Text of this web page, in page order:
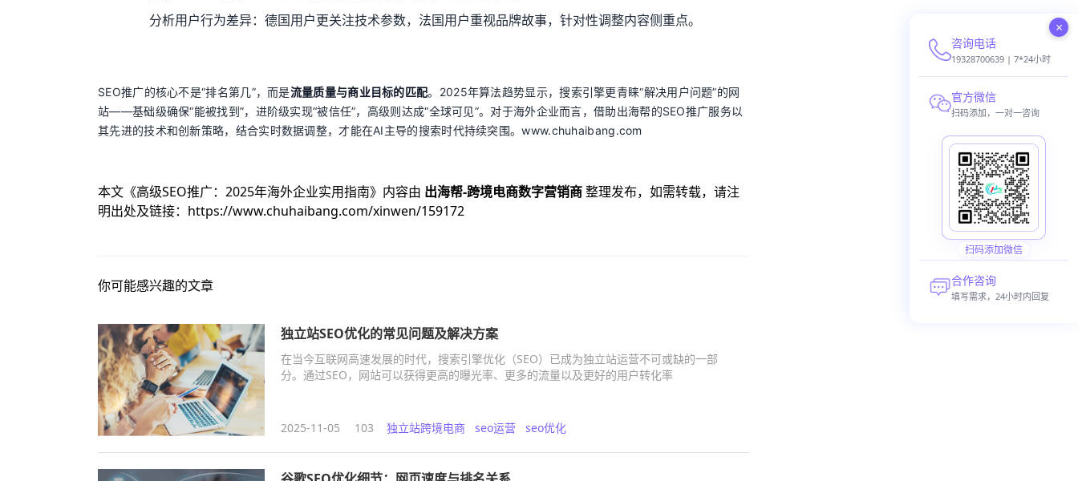
分析用户行为差异：德国用户更关注技术参数，法国用户重视品牌故事，针对性调整内容侧重点。
SEO推广的核心不是“排名第几”，而是流量质量与商业目标的匹配。2025年算法趋势显示，搜索引擎更青睐“解决用户问题”的网
站——基础级确保“能被找到”，进阶级实现“被信任”，高级则达成“全球可见”。对于海外企业而言，借助出海帮的SEO推广服务以
其先进的技术和创新策略，结合实时数据调整，才能在AI主导的搜索时代持续突围。www.chuhaibang.com
本文《高级SEO推广：2025年海外企业实用指南》内容由 出海帮-跨境电商数字营销商整理发布，如需转载，请注
明出处及链接： https://www.chuhaibang.com/xinwen/159172
你可能感兴趣的文章
独立站SEO优化的常见问题及解决方案
在当今互联网高速发展的时代，搜索引擎优化（SEO）已成为独立站运营不可或缺的一部
分。通过SEO，网站可以获得更高的曝光率、更多的流量以及更好的用户转化率
2025-11-05 103 独立站跨境电商 seo运营 seo优化
×
咨询电话
19328700639 | 7*24小时
官方微信
扫码添加，一对一咨询
扫码添加微信
合作咨询
填写需求，24小时内回复